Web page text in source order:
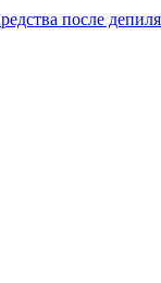
после